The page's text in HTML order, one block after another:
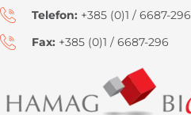
Telefon: +385 (0)1 / 6687-296
Fax: +385 (0)1 / 6687-296